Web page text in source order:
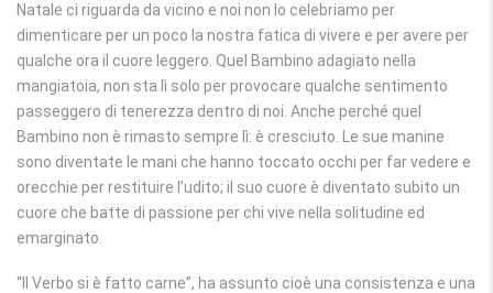
Natale ci riguarda da vicino e noi non lo celebriamo per
dimenticare per un poco la nostra fatica di vivere e per avere per
qualche ora il cuore leggero. Quel Bambino adagiato nella
mangiatoia, non sta lì solo per provocare qualche sentimento
passeggero di tenerezza dentro di noi. Anche perché quel
Bambino non è rimasto sempre lì: è cresciuto. Le sue manine
sono diventate le mani che hanno toccato occhi per far vedere e
orecchie per restituire l’udito; il suo cuore è diventato subito un
cuore che batte di passione per chi vive nella solitudine ed
emarginato.
“Il Verbo si è fatto carne”, ha assunto cioè una consistenza e una